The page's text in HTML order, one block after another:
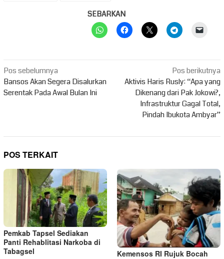
SEBARKAN
Navigasi
pos
Pos sebelumnya
Bansos Akan Segera Disalurkan
Serentak Pada Awal Bulan Ini
Pos berikutnya
Aktivis Haris Rusly: “Apa yang
Dikenang dari Pak Jokowi?,
Infrastruktur Gagal Total,
Pindah Ibukota Ambyar”
POS TERKAIT
Pemkab Tapsel Sediakan
Panti Rehablitasi Narkoba di
Tabagsel Kemensos RI Rujuk Bocah